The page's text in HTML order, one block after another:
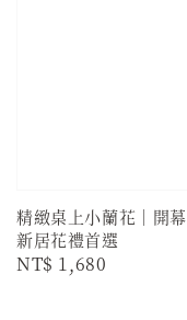
精緻桌上小蘭花｜開
新居花禮首選
Regular
NT$ 1,680